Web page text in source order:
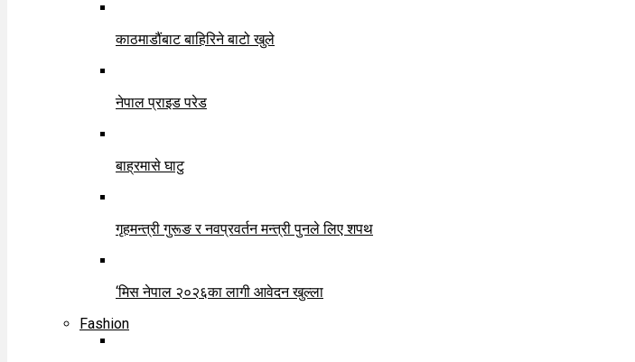
काठमाडौंबाट बाहिरिने बाटो खुले
नेपाल प्राइड परेड
बाह्रमासे घाटु
गृहमन्त्री गुरूङ र नवप्रवर्तन मन्त्री पुनले लिए शपथ
‘मिस नेपाल २०२६का लागी आवेदन खुल्ला
Fashion